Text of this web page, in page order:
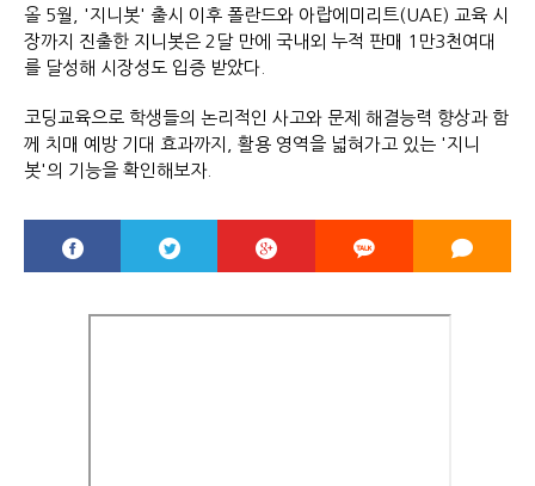
올 5월, '지니봇' 출시 이후 폴란드와 아랍에미리트(UAE) 교육 시
장까지 진출한 지니봇은 2달 만에 국내외 누적 판매 1만3천여대
를 달성해 시장성도 입증 받았다.
코딩교육으로 학생들의 논리적인 사고와 문제 해결능력 향상과 함
께 치매 예방 기대 효과까지, 활용 영역을 넓혀가고 있는 '지니
봇'의 기능을 확인해보자.